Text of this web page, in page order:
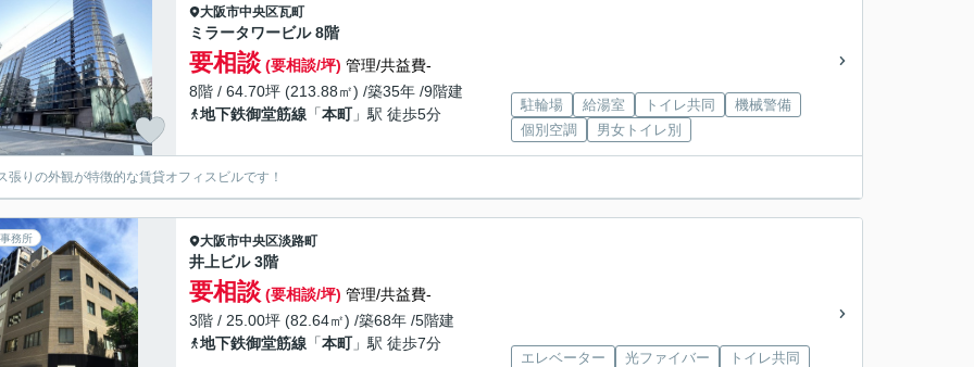
大阪市中央区瓦町
ミラータワービル 8階
要相談 (要相談/坪) 管理/共益費-
8階 / 64.70坪 (213.88㎡) /築35年 /9階建
地下鉄御堂筋線 「本町」駅 徒歩5分
駐輪場 給湯室 トイレ共同
機械警備
個別空調
男女トイレ別
張りの外観が特徴的な賃貸オフィスビルです！
事務所 大阪市中央区淡路町
井上ビル 3階
要相談 (要相談/坪) 管理/共益費-
3階 / 25.00坪 (82.64㎡) /築68年 /5階建
地下鉄御堂筋線 「本町」駅 徒歩7分
エレベーター 光ファイバー
トイレ共同